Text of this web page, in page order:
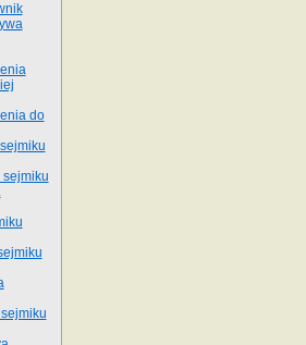
do
sejmiku